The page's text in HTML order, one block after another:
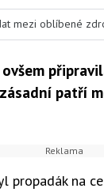
mezi oblíbené
patří
propadák na